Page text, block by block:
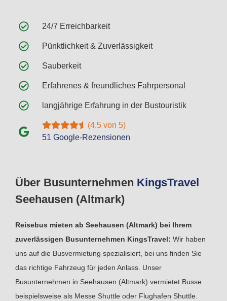
Über Busunternehmen KingsTravel
Seehausen (Altmark)
Reisebus mieten ab Seehausen (Altmark) bei Ihrem
zuverlässigen Busunternehmen KingsTravel: Wir haben
uns auf die Busvermietung spezialisiert, bei uns finden Sie
das richtige Fahrzeug für jeden Anlass. Unser
Busunternehmen in Seehausen (Altmark) vermietet Busse
beispielsweise als Messe Shuttle oder Flughafen Shuttle.
24/7 Erreichbarkeit
Pünktlichkeit & Zuverlässigkeit
Sauberkeit
Erfahrenes & freundliches Fahrpersonal
langjährige Erfahrung in der Bustouristik
(4.5 von 5)
51 Google-Rezensionen